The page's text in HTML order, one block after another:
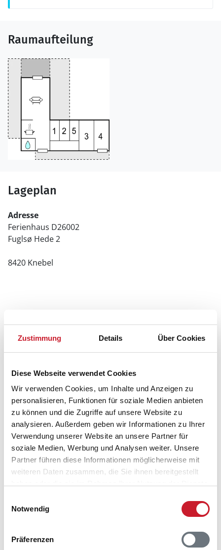
Zustimmung Details Über Cookies
Diese Webseite verwendet Cookies
Wir verwenden Cookies, um Inhalte und Anzeigen zu
personalisieren, Funktionen für soziale Medien anbieten
zu können und die Zugriffe auf unsere Website zu
analysieren. Außerdem geben wir Informationen zu Ihrer
Verwendung unserer Website an unsere Partner für
soziale Medien, Werbung und Analysen weiter. Unsere
Partner führen diese Informationen möglicherweise mit
weiteren Daten zusammen, die Sie ihnen bereitgestellt
Notwendig
Präferenzen
Raumaufteilung
Lageplan
Adresse
Ferienhaus D26002
Fuglsø Hede 2
8420 Knebel
Belegungskalender
Anzahl Reisende auswählen
Sie bekommen Verfügbarkeit und Preis angezeigt